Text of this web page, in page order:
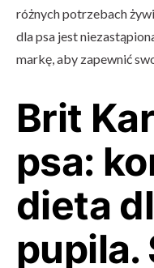
różnych potrzebach
dla psa jest
markę, aby zapewnić
Brit
psa:
dieta
pupila.